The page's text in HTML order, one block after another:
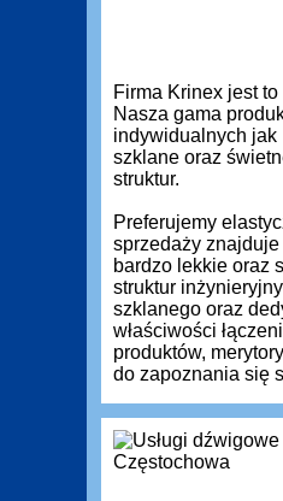
Firma Krinex jest
Nasza gama
indywidualnych jak
szklane oraz
struktur.
Preferujemy
sprzedaży
bardzo lekkie oraz
struktur
szklanego oraz
właściwości
produktów,
do zapoznania się